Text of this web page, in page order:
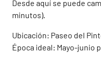
Desde aquí se puede
minutos).
Ubicación: Paseo del
Época ideal: Mayo-junio